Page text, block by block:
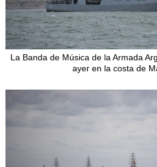
La Banda de Música de la Armada
ayer en la costa de